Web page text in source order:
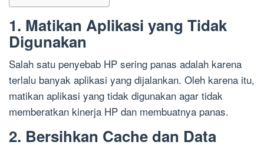
1. Matikan Aplikasi yang Tidak
Digunakan
Salah satu penyebab HP sering panas adalah karena
terlalu banyak aplikasi yang dijalankan. Oleh karena itu,
matikan aplikasi yang tidak digunakan agar tidak
memberatkan kinerja HP dan membuatnya panas.
2. Bersihkan Cache dan Data